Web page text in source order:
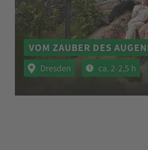
VOM ZAUBER DES
Dresden ca. 2-2,5 h